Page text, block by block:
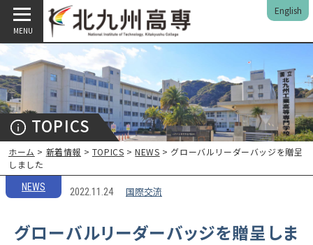
MENU
English
TOPICS
ホーム > 新着情報 > TOPICS >NEWS > グローバルリーダーバッジを贈呈
しました
NEWS 2022.11.24 国際交流
グローバルリーダーバッジを贈呈しま